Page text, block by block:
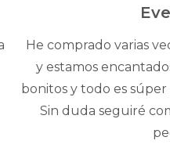
5
He comprado varias
y estamos
bonitos y todo es
Sin duda seguiré